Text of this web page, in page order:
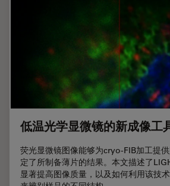
低温光学显微镜的新成像工
荧光显微镜图像能够为cryo-FIB加工提
定了所制备薄片的结果。本文描述了
显著提高图像质量，以及如何利用该技